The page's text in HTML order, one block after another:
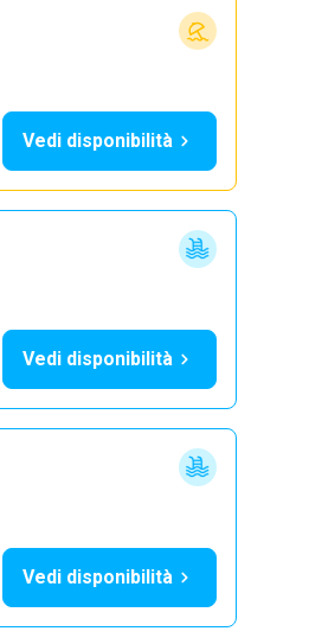
Vedi disponibilità
Vedi disponibilità
Vedi disponibilità